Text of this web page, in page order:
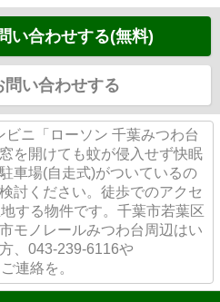
い合わせする(無料)
問い合わせする
ニ「ローソン 千葉みつわ台
を開けても蚊が侵入せず快眠
車場(自走式)がついているの
討ください。徒歩でのアクセ
する物件です。千葉市若葉区
モノレールみつわ台周辺はい
、043-239-6116や
連絡を。